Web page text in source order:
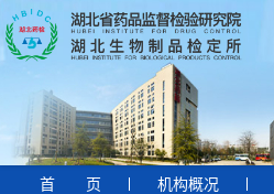
首 页 机构概况